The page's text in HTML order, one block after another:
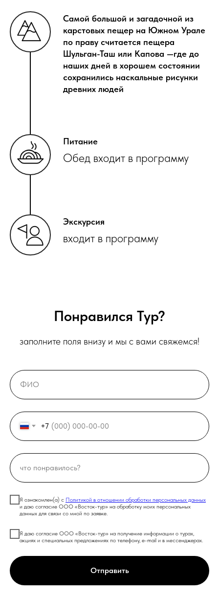
Самой большой и загадочной из
карстовых пещер на Южном Урале
по праву считается пещера
Шульган-Таш или Капова —где до
наших дней в хорошем состоянии
сохранились наскальные рисунки
древних людей
Питание
Обед входит в программу
Экскурсия
входит в программу
Понравился Тур?
заполните поля внизу и мы с вами свяжемся!
+7
Я ознакомлен(а) с Политикой в отношении обработки персональных данных
и даю согласие ООО «Восток-тур» на обработку моих персональных
данных для связи со мной по заявке.
Я даю согласие ООО «Восток-тур» на получение информации о турах,
акциях и специальных предложениях по телефону, e-mail и в мессенджерах.
Отправить